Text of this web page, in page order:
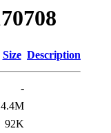
Size Description
-
4.4M
92K